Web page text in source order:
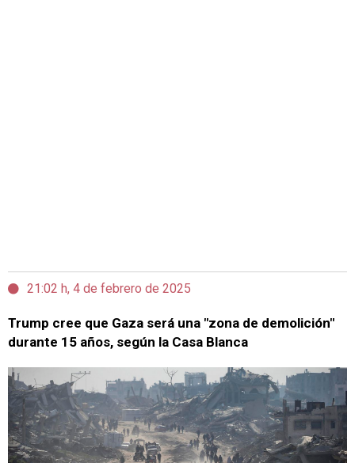
21:02 h, 4 de febrero de 2025
Trump cree que Gaza será una "zona de demolición"
durante 15 años, según la Casa Blanca